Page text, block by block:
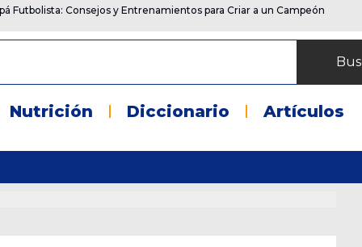
Futbolista: Consejos y Entrenamientos para Criar a un Campeón
Nutrición Diccionario Artículos